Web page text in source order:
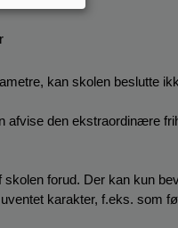
kan skolen beslutte
den ekstraordinære
forud. Der kan kun
karakter, f.eks. som